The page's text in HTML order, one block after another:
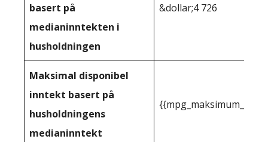
basert på
medianinntekten i
husholdningen
&dollar;4 726
Maksimal disponibel
inntekt basert på
husholdningens
medianinntekt